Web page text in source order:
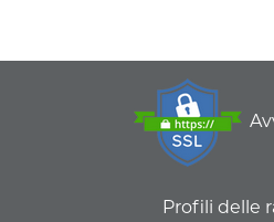
Profili delle